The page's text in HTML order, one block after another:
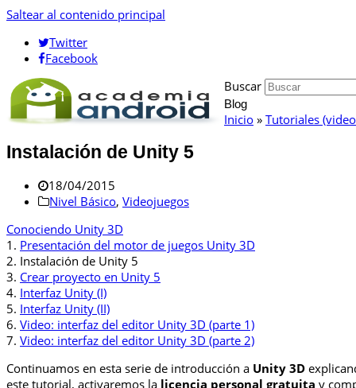
Saltear al contenido principal
Twitter
Facebook
Buscar
Blog
Inicio » Tutoriales
Instalación de Unity 5
18/04/2015
Nivel Básico, Videojuegos
Conociendo Unity 3D
1. Presentación del motor de juegos Unity 3D
2. Instalación de Unity 5
3. Crear proyecto en Unity 5
4. Interfaz Unity (I)
5. Interfaz Unity (II)
6. Video: interfaz del editor Unity 3D (parte 1)
7. Video: interfaz del editor Unity 3D (parte 2)
Continuamos en esta serie de introducción a Unity 3D
este tutorial, activaremos la licencia personal gratuita y